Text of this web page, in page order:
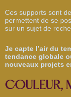
Ces supports sont
permettent de se
sur un sujet de
Je capte l’air du
tendance globale
nouveaux projets
COULEUR,